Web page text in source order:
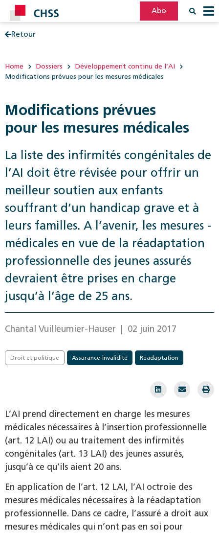
Abo
Retour
Home Dossiers
Développement continu de l’AI
Modifications prévues pour les mesures médicales
Modifications prévues
pour les mesures médicales
La liste des infirmités congénitales de
l’AI doit être révisée pour offrir un
meilleur ­soutien aux enfants
souffrant d’un handicap grave et à
leurs familles. A l’avenir, les mesures ­
médicales en vue de la réadaptation
professionnelle des jeunes assurés
devraient être prises en charge
jusqu’à l’âge de 25 ans.
Chantal Vuilleumier-Hauser | 02 juin 2017
Droit et politique Assurance-invalidité Réadaptation
L’AI prend directement en charge les mesures
médicales nécessaires à l’insertion professionnelle
(art. 12 LAI) ou au traitement des infirmités
congénitales (art. 13 LAI) des jeunes assurés,
jusqu’à ce qu’ils aient 20 ans.
En application de l’art. 12 LAI, l’AI octroie des
mesures médicales nécessaires à la réadaptation
professionnelle. Dans ce cadre, l’assuré a droit aux
mesures médicales qui n’ont pas en soi pour